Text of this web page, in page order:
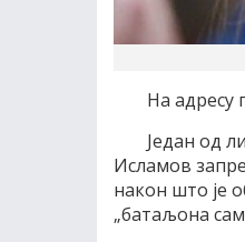
На адресу
Један од
Исламов
након што је
„батаљона